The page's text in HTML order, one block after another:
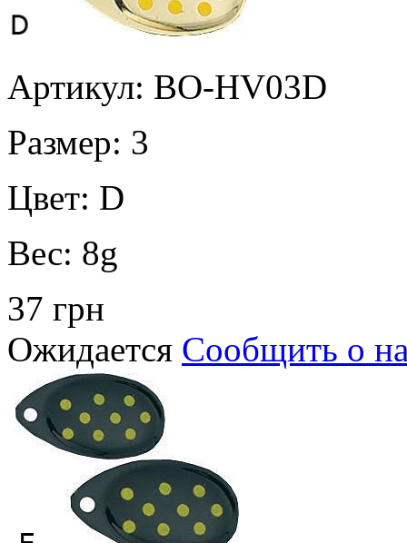
Артикул: BO-HV03D
Размер: 3
Цвет: D
Вес: 8g
37 грн
Ожидается Сообщить о